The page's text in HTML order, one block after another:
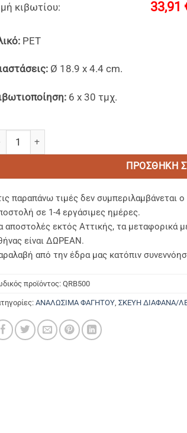
κιβωτίου: 33,91
PET
Ø 18.9 x 4.4 cm.
6 x 30 τμχ.
ΠΡΟΣΘΉΚΗ
παραπάνω τιμές δεν συμπεριλαμβάνεται
σε 1-4 εργάσιμες ημέρες.
αποστολές εκτός Αττικής, τα μεταφορικά
είναι ΔΩΡΕΑΝ.
από την έδρα μας κατόπιν
προϊόντος: QRB500
ΑΝΑΛΩΣΙΜΑ ΦΑΓΗΤΟΥ ΣΚΕΥΗ ΔΙΑΦΑΝΑ/